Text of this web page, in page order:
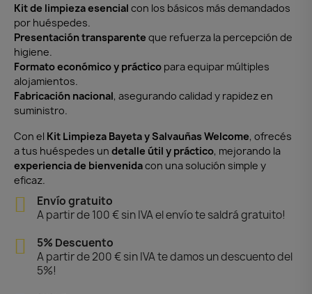
Kit de limpieza esencial con los básicos más demandados
por huéspedes.
Presentación transparente que refuerza la percepción de
higiene.
Formato económico y práctico para equipar múltiples
alojamientos.
Fabricación nacional, asegurando calidad y rapidez en
suministro.
Con el Kit Limpieza Bayeta y Salvauñas Welcome, ofrecés
a tus huéspedes un detalle útil y práctico, mejorando la
experiencia de bienvenidacon una solución simple y
eficaz.
Envío gratuito
A partir de 100 € sin IVA el envío te saldrá gratuito!
5% Descuento
A partir de 200 € sin IVA te damos un descuento del
5%!